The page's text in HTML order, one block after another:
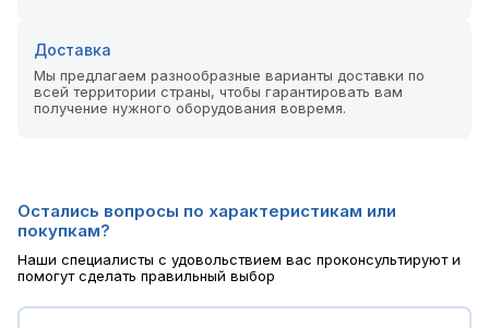
Доставка
Мы предлагаем разнообразные варианты доставки по
всей территории страны, чтобы гарантировать вам
получение нужного оборудования вовремя.
Остались вопросы по характеристикам или
покупкам?
Наши специалисты с удовольствием вас проконсультируют и
помогут сделать правильный выбор